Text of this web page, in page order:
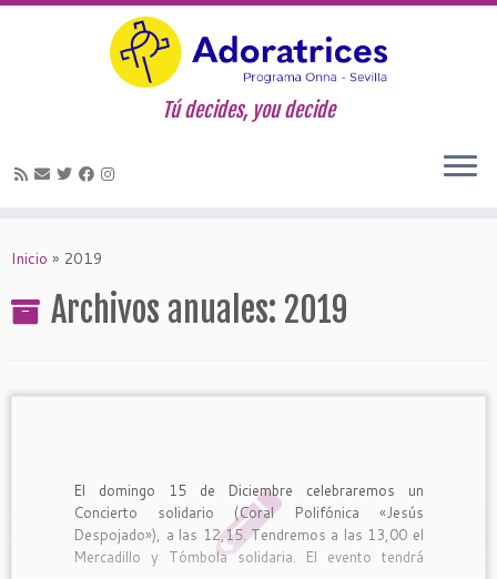
Tú decides, you decide
Inicio » 2019
Archivos anuales: 2019
El domingo 15 de Diciembre celebraremos un
Concierto solidario (Coral Polifónica «Jesús
Despojado»), a las 12,15. Tendremos a las 13,00 el
Mercadillo y Tómbola solidaria. El evento tendrá